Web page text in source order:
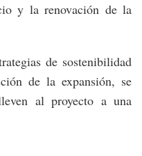
y la renovación de la
de sostenibilidad
de la expansión, se
al proyecto a una